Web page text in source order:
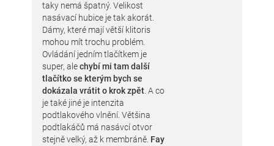
taky nemá špatný. Velikost
nasávací hubice je tak akorát.
Dámy, které mají větší klitoris
mohou mít trochu problém.
Ovládání jedním tlačítkem je
super, alechybí mi tam další
tlačítko se kterým bych se
dokázala vrátit o krok zpět. A co
je také jiné je intenzita
podtlakového vlnění. Většina
podtlakáčů má nasávcí otvor
stejně velký, až k membráně. Fay